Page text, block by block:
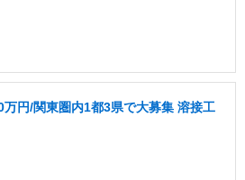
円/関東圏内1都3県で大募集 溶接工